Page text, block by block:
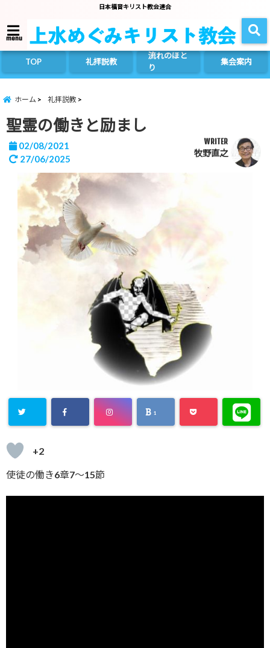
日本福音キリスト教会連合
menu
TOP 礼拝説教
流れのほと
り
集会案内
ホーム 礼拝説教
聖霊の働きと励まし
02/08/2021
27/06/2025
WRITER
牧野直之
1
+2
使徒の働き6章7～15節